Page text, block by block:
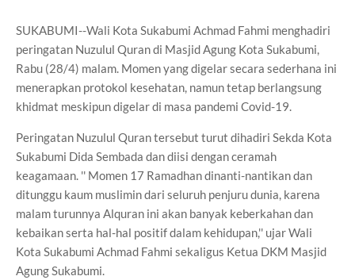
SUKABUMI--Wali Kota Sukabumi Achmad Fahmi menghadiri
peringatan Nuzulul Quran di Masjid Agung Kota Sukabumi,
Rabu (28/4) malam. Momen yang digelar secara sederhana ini
menerapkan protokol kesehatan, namun tetap berlangsung
khidmat meskipun digelar di masa pandemi Covid-19.
Peringatan Nuzulul Quran tersebut turut dihadiri Sekda Kota
Sukabumi Dida Sembada dan diisi dengan ceramah
keagamaan. '' Momen 17 Ramadhan dinanti-nantikan dan
ditunggu kaum muslimin dari seluruh penjuru dunia, karena
malam turunnya Alquran ini akan banyak keberkahan dan
kebaikan serta hal-hal positif dalam kehidupan,'' ujar Wali
Kota Sukabumi Achmad Fahmi sekaligus Ketua DKM Masjid
Agung Sukabumi.